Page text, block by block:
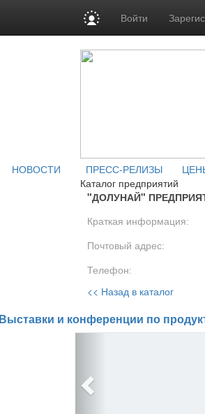
Войти
НОВОСТИ ПРЕСС-РЕЛИЗЫ
Каталог предприятий
"ДОЛУНАЙ"
Краткая информация:
Почтовый адрес:
Телефон:
<< Назад в каталог
Выставки и конференции по